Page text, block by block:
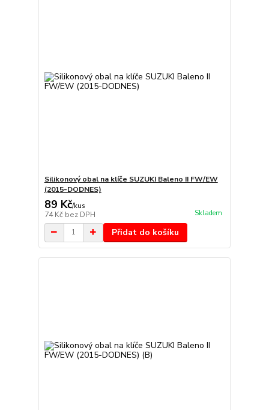
Silikonový obal na klíče SUZUKI Baleno II FW/EW
(2015-DODNES)
89 Kč/kus
74 Kč bez DPH Skladem
Přidat do košíku